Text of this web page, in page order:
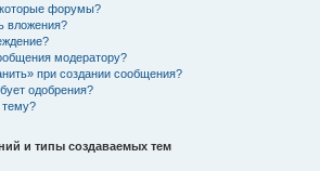
форумы?
вложения?
модератору?
при создании сообщения?
одобрения?
тему?
и типы создаваемых тем